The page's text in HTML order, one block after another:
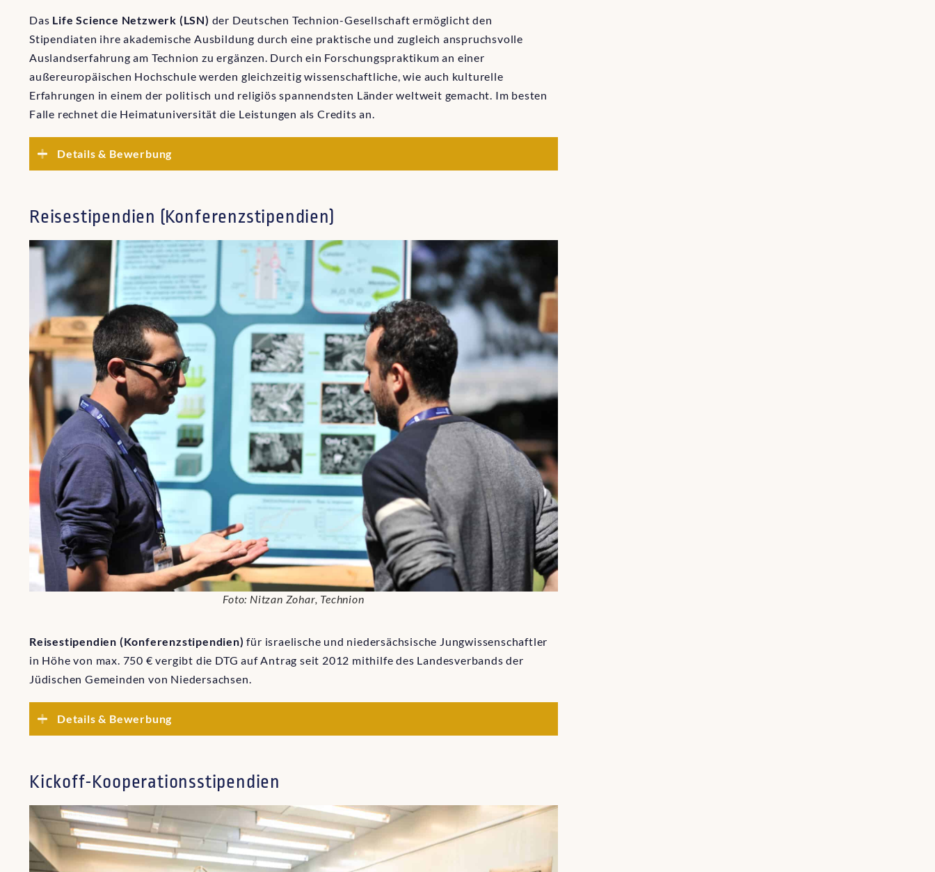
Das Life Science Netzwerk (LSN) der Deutschen Technion-Gesellschaft ermöglicht den
Stipendiaten ihre akademische Ausbildung durch eine praktische und zugleich anspruchsvolle
Auslandserfahrung am Technion zu ergänzen. Durch ein Forschungspraktikum an einer
außereuropäischen Hochschule werden gleichzeitig wissenschaftliche, wie auch kulturelle
Erfahrungen in einem der politisch und religiös spannendsten Länder weltweit gemacht. Im besten
Falle rechnet die Heimatuniversität die Leistungen als Credits an.
Details & Bewerbung
Reisestipendien (Konferenzstipendien)
Foto: Nitzan Zohar, Technion
Reisestipendien (Konferenzstipendien) für israelische und niedersächsische Jungwissenschaftler
in Höhe von max. 750 € vergibt die DTG auf Antrag seit 2012 mithilfe des Landesverbands der
Jüdischen Gemeinden von Niedersachsen.
Details & Bewerbung
Kickoff-Kooperationsstipendien